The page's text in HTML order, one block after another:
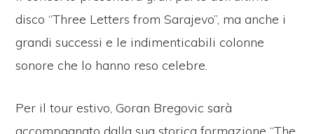
disco “Three Letters from Sarajevo”, ma anche i
grandi successi e le indimenticabili colonne
sonore che lo hanno reso celebre.
Per il tour estivo, Goran Bregovic sarà